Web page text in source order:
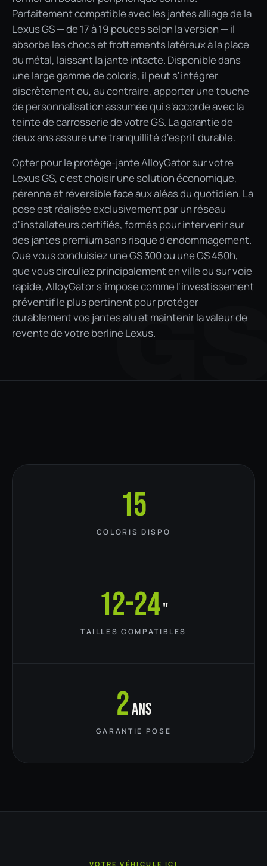
Parfaitement compatible avec les jantes alliage de la
Lexus GS — de 17 à 19 pouces selon la version — il
absorbe les chocs et frottements latéraux à la place
du métal, laissant la jante intacte. Disponible dans
une large gamme de coloris, il peut s'intégrer
discrètement ou, au contraire, apporter une touche
de personnalisation assumée qui s'accorde avec la
teinte de carrosserie de votre GS. La garantie de
deux ans assure une tranquillité d'esprit durable.
Opter pour le protège-jante AlloyGator sur votre
Lexus GS, c'est choisir une solution économique,
pérenne et réversible face aux aléas du quotidien. La
pose est réalisée exclusivement par un réseau
d'installateurs certifiés, formés pour intervenir sur
des jantes premium sans risque d'endommagement.
Que vous conduisiez une GS 300 ou une GS 450h,
que vous circuliez principalement en ville ou sur voie
rapide, AlloyGator s'impose comme l'investissement
préventif le plus pertinent pour protéger
durablement vos jantes alu et maintenir la valeur de
revente de votre berline Lexus.
15
COLORIS DISPO
12-24"
TAILLES COMPATIBLES
2ans
GARANTIE POSE
VOTRE VÉHICULE ICI